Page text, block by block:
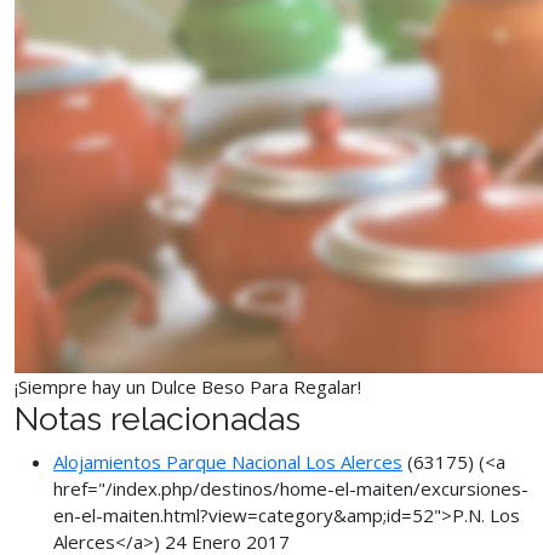
¡Siempre hay un Dulce Beso Para Regalar!
Notas relacionadas
Alojamientos Parque Nacional Los Alerces (63175) (<a
href="/index.php/destinos/home-el-maiten/excursiones-
en-el-maiten.html?view=category&amp;id=52">P.N. Los
Alerces</a>) 24 Enero 2017